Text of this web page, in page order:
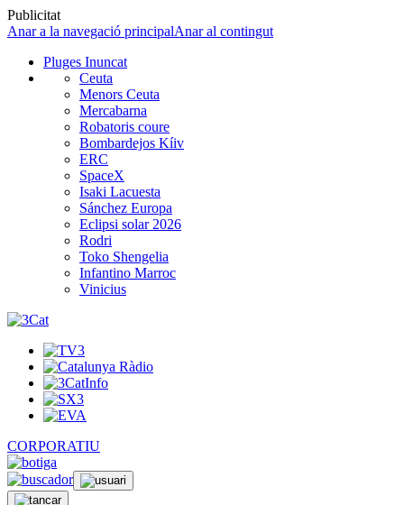
Publicitat
Anar a la navegació principalAnar al contingut
Pluges Inuncat
Ceuta
Menors Ceuta
Mercabarna
Robatoris coure
Bombardejos Kíiv
ERC
SpaceX
Isaki Lacuesta
Sánchez Europa
Eclipsi solar 2026
Rodri
Toko Shengelia
Infantino Marroc
Vinicius
CORPORATIU